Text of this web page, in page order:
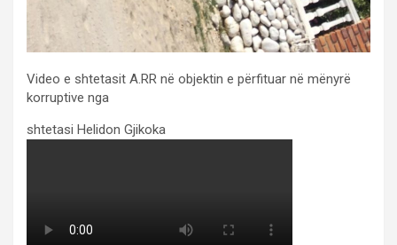
Video e shtetasit A.RR në objektin e përfituar në mënyrë
korruptive nga
shtetasi Helidon Gjikoka